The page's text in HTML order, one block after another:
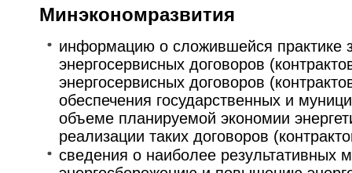
Минэкономразвития
информацию о сложившейся практике
энергосервисных договоров
энергосервисных договоров
обеспечения государственных и
объеме планируемой экономии
реализации таких договоров
сведения о наиболее результативных